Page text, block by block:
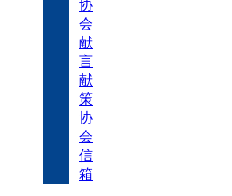
协
会
献
言
献
策
协
会
信
箱